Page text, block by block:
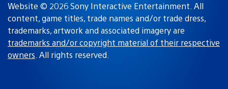
Website © 2026 Sony Interactive Entertainment. All
content, game titles, trade names and/or trade dress,
trademarks, artwork and associated imagery are
trademarks and/or copyright material of their respective
owners. All rights reserved.